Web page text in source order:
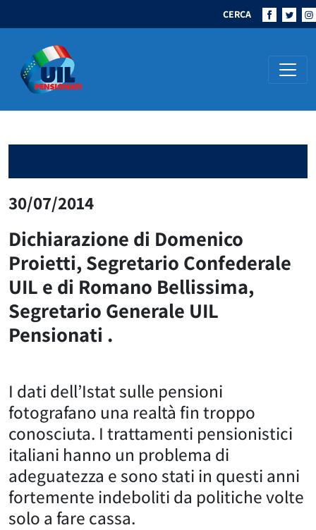
CERCA
Navigazione principale
30/07/2014
Dichiarazione di Domenico
Proietti, Segretario Confederale
UIL e di Romano Bellissima,
Segretario Generale UIL
Pensionati .
I dati dell’Istat sulle pensioni
fotografano una realtà fin troppo
conosciuta. I trattamenti pensionistici
italiani hanno un problema di
adeguatezza e sono stati in questi anni
fortemente indeboliti da politiche volte
solo a fare cassa.